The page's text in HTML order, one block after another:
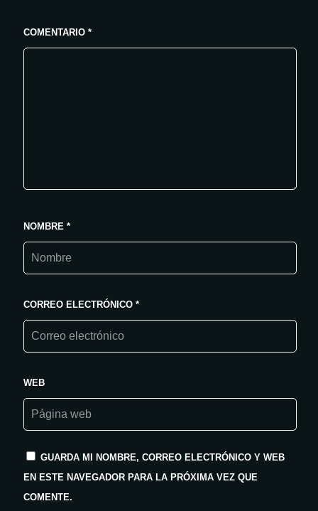
COMENTARIO *
NOMBRE *
CORREO ELECTRÓNICO *
WEB
GUARDA MI NOMBRE, CORREO ELECTRÓNICO Y WEB
EN ESTE NAVEGADOR PARA LA PRÓXIMA VEZ QUE
COMENTE.